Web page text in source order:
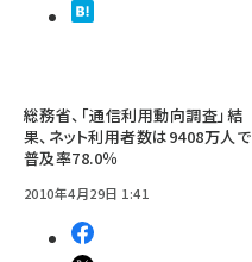
総務省、「通信利用動向調査」結
果、ネット利用者数は9408万人で
普及率78.0％
2010年4月29日 1:41